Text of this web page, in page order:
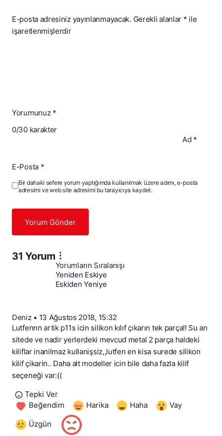
E-posta adresiniz yayınlanmayacak. Gerekli alanlar * ile
işaretlenmişlerdir
Yorumunuz*
0/30 karakter
Ad *
E-Posta*
Bir dahaki sefere yorum yaptığımda kullanılmak üzere adımı, e-posta
adresimi ve web site adresimi bu tarayıcıya kaydet.
Yorum Gönder
31 Yorum
Yorumların Sıralanışı
Yeniden Eskiye
Eskiden Yeniye
Deniz • 13 Ağustos 2018, 15:32
Lutfennn artik p11s icin silikon kılıf çıkarın tek parça!! Su an
sitede ve nadir yerlerdeki mevcud metal 2 parça haldeki
kiliflar inanilmaz kullanişsiz,,lutfen en kisa surede silikon
kilif çikarin.. Daha alt modeller icin bile daha fazla kilif
seçeneği var:((
Tepki Ver
Beğendim
Harika Haha Vay
Üzgün